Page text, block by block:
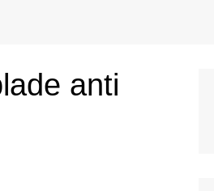
anti